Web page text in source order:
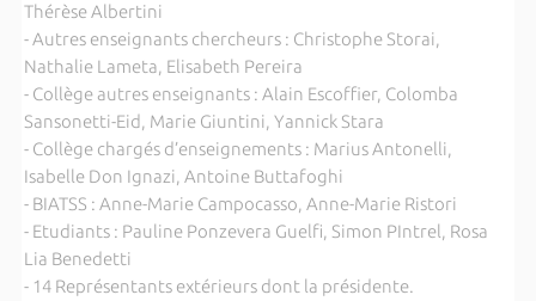
Thérèse Albertini
- Autres enseignants chercheurs : Christophe Storai,
Nathalie Lameta, Elisabeth Pereira
- Collège autres enseignants : Alain Escoffier, Colomba
Sansonetti-Eid, Marie Giuntini, Yannick Stara
- Collège chargés d’enseignements : Marius Antonelli,
Isabelle Don Ignazi, Antoine Buttafoghi
- BIATSS : Anne-Marie Campocasso, Anne-Marie Ristori
- Etudiants : Pauline Ponzevera Guelfi, Simon PIntrel, Rosa
Lia Benedetti
- 14 Représentants extérieurs dont la présidente.